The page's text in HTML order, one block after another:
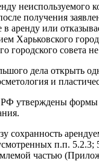
неиспользуемого
получения
аренду или
Харьковского
городского совета
дела открыть
и
РФ утверждены
сохранность
п.п.
частью